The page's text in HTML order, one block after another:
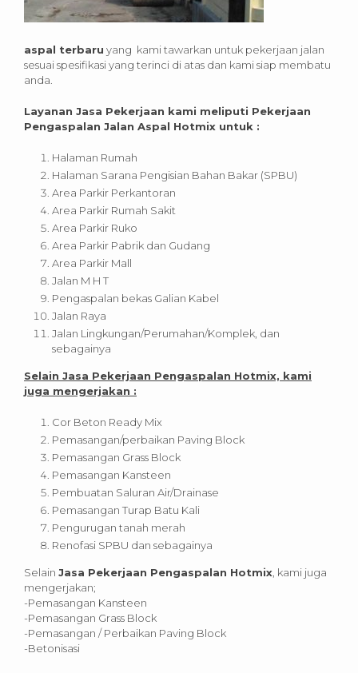
aspal terbaru yang kami tawarkan untuk pekerjaan jalan
sesuai spesifikasi yang terinci di atas dan kami siap membatu
anda.
Layanan Jasa Pekerjaan kami meliputi Pekerjaan
Pengaspalan Jalan Aspal Hotmix untuk :
Halaman Rumah
Halaman Sarana Pengisian Bahan Bakar (SPBU)
Area Parkir Perkantoran
Area Parkir Rumah Sakit
Area Parkir Ruko
Area Parkir Pabrik dan Gudang
Area Parkir Mall
Jalan M H T
Pengaspalan bekas Galian Kabel
Jalan Raya
Jalan Lingkungan/Perumahan/Komplek, dan
sebagainya
Selain Jasa Pekerjaan Pengaspalan Hotmix, kami
juga mengerjakan :
Cor Beton Ready Mix
Pemasangan/perbaikan Paving Block
Pemasangan Grass Block
Pemasangan Kansteen
Pembuatan Saluran Air/Drainase
Pemasangan Turap Batu Kali
Pengurugan tanah merah
Renofasi SPBU dan sebagainya
Selain Jasa Pekerjaan Pengaspalan Hotmix , kami juga
mengerjakan;
-Pemasangan Kansteen
-Pemasangan Grass Block
-Pemasangan / Perbaikan Paving Block
-Betonisasi